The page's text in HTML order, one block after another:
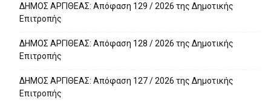
ΔΗΜΟΣ ΑΡΓΙΘΕΑΣ: Απόφαση 129 / 2026 της Δημοτικής
Επιτροπής
ΔΗΜΟΣ ΑΡΓΙΘΕΑΣ: Απόφαση 128 / 2026 της Δημοτικής
Επιτροπής
ΔΗΜΟΣ ΑΡΓΙΘΕΑΣ: Απόφαση 127 / 2026 της Δημοτικής
Επιτροπής